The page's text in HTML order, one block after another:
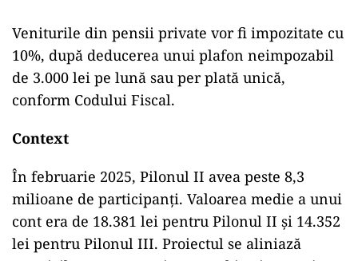
Veniturile din pensii private vor fi impozitate cu
10%, după deducerea unui plafon neimpozabil
de 3.000 lei pe lună sau per plată unică,
conform Codului Fiscal.
Context
În februarie 2025, Pilonul II avea peste 8,3
milioane de participanți. Valoarea medie a unui
cont era de 18.381 lei pentru Pilonul II și 14.352
lei pentru Pilonul III. Proiectul se aliniază